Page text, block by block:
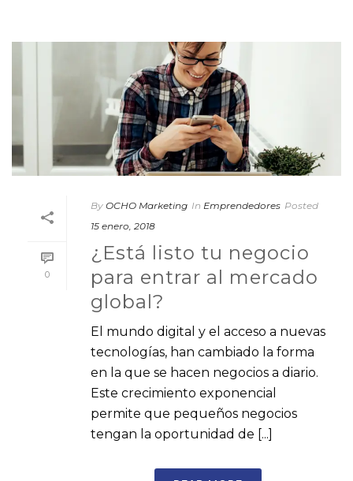
0
By OCHO Marketing In Emprendedores Posted
15 enero, 2018
¿Está listo tu negocio
para entrar al mercado
global?
El mundo digital y el acceso a nuevas
tecnologías, han cambiado la forma
en la que se hacen negocios a diario.
Este crecimiento exponencial
permite que pequeños negocios
tengan la oportunidad de [...]